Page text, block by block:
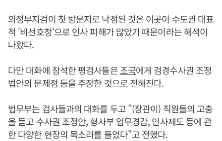
의정부지검이 첫 방문지로 낙점된 것은 이곳이 수도권 대표
적 '비선호청'으로 인사 피해가 많았기 때문이라는 해석이
나왔다.
다만 대화에 참석한 평검사들은조국에게 검경수사권 조정
법안의 문제점 등을 주장한 것으로 전해진다.
법무부는 검사들과의 대화를 두고 "(장관이) 직원들의 고충
을 듣고 수사권 조정안, 형사부 업무경감, 인사제도 등에 관
한 다양한 현장의 목소리를 들었다"고 전했다.